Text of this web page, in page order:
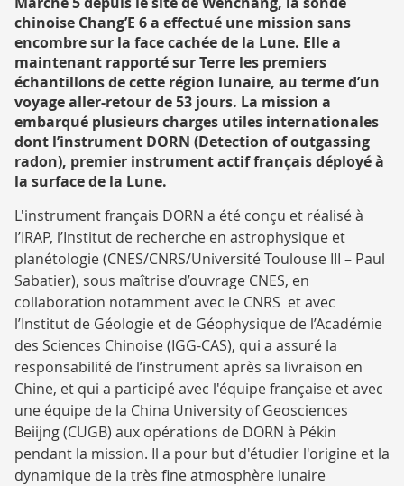
RECHERCHE
chinoise Chang’E 6 a effectué une mission sans
encombre sur la face cachée de la Lune. Elle a
maintenant rapporté sur Terre les premiers
échantillons de cette région lunaire, au terme d’un
voyage aller-retour de 53 jours. La mission a
embarqué plusieurs charges utiles internationales
dont l’instrument DORN (Detection of outgassing
radon), premier instrument actif français déployé à
la surface de la Lune.
L'instrument français DORN a été conçu et réalisé à
l’IRAP, l’Institut de recherche en astrophysique et
planétologie (CNES/CNRS/Université Toulouse III – Paul
Sabatier), sous maîtrise d’ouvrage CNES, en
collaboration notamment avec le CNRS et avec
l’Institut de Géologie et de Géophysique de l’Académie
des Sciences Chinoise (IGG-CAS), qui a assuré la
responsabilité de l’instrument après sa livraison en
Chine, et qui a participé avec l'équipe française et avec
une équipe de la China University of Geosciences
Beiijng (CUGB) aux opérations de DORN à Pékin
pendant la mission. Il a pour but d'étudier l'origine et la
dynamique de la très fine atmosphère lunaire